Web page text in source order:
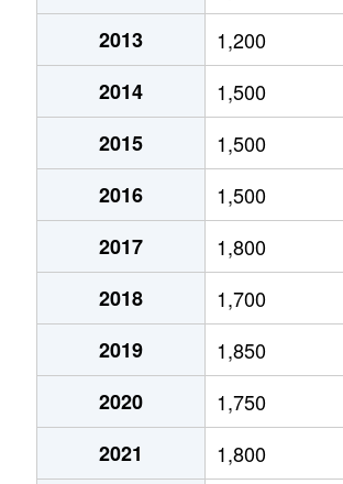
北９条東
3,400万円
北１０条東
1,800万円
北１０条東
1,900万円
北１２条東
1,800万円
北１２条東
2,700万円
北１２条東
2,300万円
北１３条東
3,800万円
北１３条東
2,100万円
北１４条東
1,700万円
2013
1,200
2014
1,500
2015
1,500
2016
1,500
2017
1,800
2018
1,700
2019
1,850
2020
1,750
2021
1,800